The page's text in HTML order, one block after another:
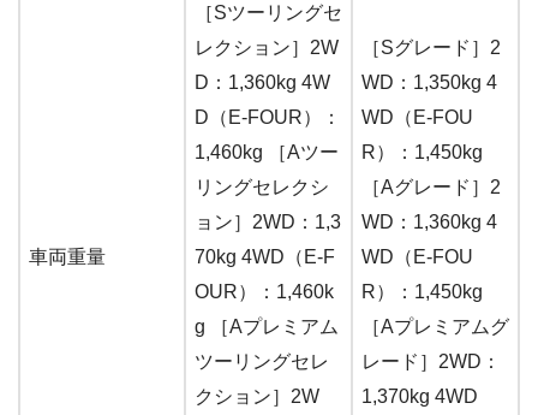
車両重量
［Sツーリングセ
レクション］2W
D：1,360kg 4W
D（E-FOUR）：
1,460kg ［Aツー
リングセレクシ
ョン］2WD：1,3
70kg 4WD（E-F
OUR）：1,460k
g ［Aプレミアム
ツーリングセレ
クション］2W
［Sグレード］2
WD：1,350kg 4
WD（E-FOU
R）：1,450kg
［Aグレード］2
WD：1,360kg 4
WD（E-FOU
R）：1,450kg
［Aプレミアムグ
レード］2WD：
1,370kg 4WD